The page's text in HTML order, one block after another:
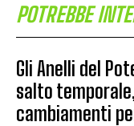
POTREBBE
Gli Anelli del
salto
cambiamenti